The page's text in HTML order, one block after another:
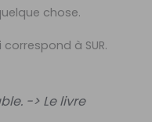
chose.
à SUR.
-> Le livre